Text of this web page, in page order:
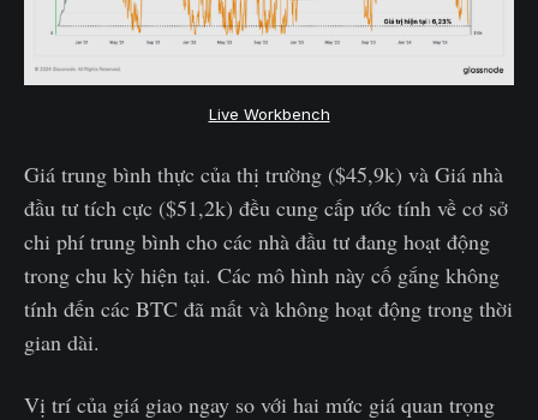
Live Workbench
Giá trung bình thực của thị trường ($45,9k) và Giá nhà
đầu tư tích cực ($51,2k) đều cung cấp ước tính về cơ sở
chi phí trung bình cho các nhà đầu tư đang hoạt động
trong chu kỳ hiện tại. Các mô hình này cố gắng không
tính đến các BTC đã mất và không hoạt động trong thời
gian dài.
Vị trí của giá giao ngay so với hai mức giá quan trọng